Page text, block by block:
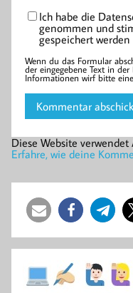
Ich habe die
genommen und
gespeichert werden
Wenn du das Formular
der eingegebene Text in
Informationen wirf bitte
Diese Website
Erfahre, wie deine